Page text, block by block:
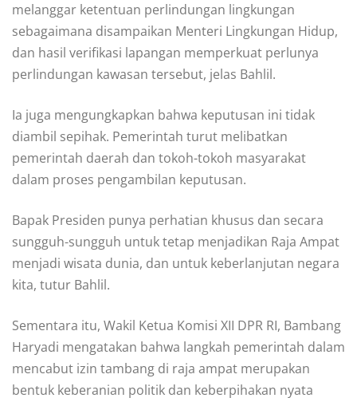
melanggar ketentuan perlindungan lingkungan
sebagaimana disampaikan Menteri Lingkungan Hidup,
dan hasil verifikasi lapangan memperkuat perlunya
perlindungan kawasan tersebut, jelas Bahlil.
Ia juga mengungkapkan bahwa keputusan ini tidak
diambil sepihak. Pemerintah turut melibatkan
pemerintah daerah dan tokoh-tokoh masyarakat
dalam proses pengambilan keputusan.
Bapak Presiden punya perhatian khusus dan secara
sungguh-sungguh untuk tetap menjadikan Raja Ampat
menjadi wisata dunia, dan untuk keberlanjutan negara
kita, tutur Bahlil.
Sementara itu, Wakil Ketua Komisi XII DPR RI, Bambang
Haryadi mengatakan bahwa langkah pemerintah dalam
mencabut izin tambang di raja ampat merupakan
bentuk keberanian politik dan keberpihakan nyata